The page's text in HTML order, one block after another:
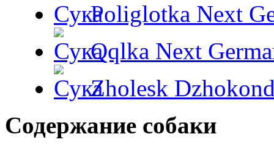
Poliglotka Next
Qqlka Next
Zholesk
Содержание собаки